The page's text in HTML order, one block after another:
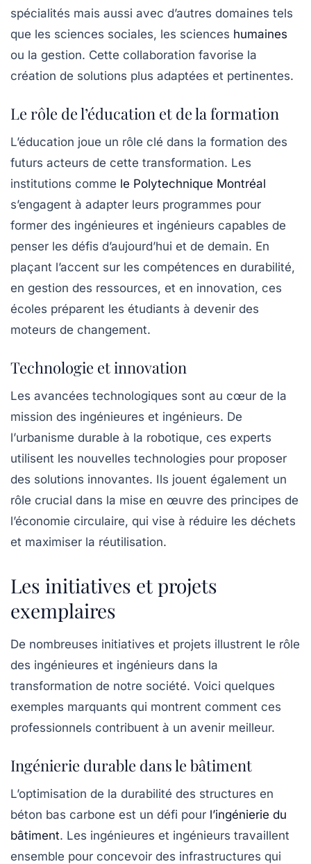
spécialités mais aussi avec d’autres domaines tels
que les sciences sociales, les sciences humaines
ou la gestion. Cette collaboration favorise la
création de solutions plus adaptées et pertinentes.
Le rôle de l’éducation et de la formation
L’éducation joue un rôle clé dans la formation des
futurs acteurs de cette transformation. Les
institutions comme le Polytechnique Montréal
s’engagent à adapter leurs programmes pour
former des ingénieures et ingénieurs capables de
penser les défis d’aujourd’hui et de demain. En
plaçant l’accent sur les compétences en durabilité,
en gestion des ressources, et en innovation, ces
écoles préparent les étudiants à devenir des
moteurs de changement.
Technologie et innovation
Les avancées technologiques sont au cœur de la
mission des ingénieures et ingénieurs. De
l’urbanisme durable à la robotique, ces experts
utilisent les nouvelles technologies pour proposer
des solutions innovantes. Ils jouent également un
rôle crucial dans la mise en œuvre des principes de
l’économie circulaire, qui vise à réduire les déchets
et maximiser la réutilisation.
Les initiatives et projets
exemplaires
De nombreuses initiatives et projets illustrent le rôle
des ingénieures et ingénieurs dans la
transformation de notre société. Voici quelques
exemples marquants qui montrent comment ces
professionnels contribuent à un avenir meilleur.
Ingénierie durable dans le bâtiment
L’optimisation de la durabilité des structures en
béton bas carbone est un défi pour l’ingénierie du
bâtiment. Les ingénieures et ingénieurs travaillent
ensemble pour concevoir des infrastructures qui